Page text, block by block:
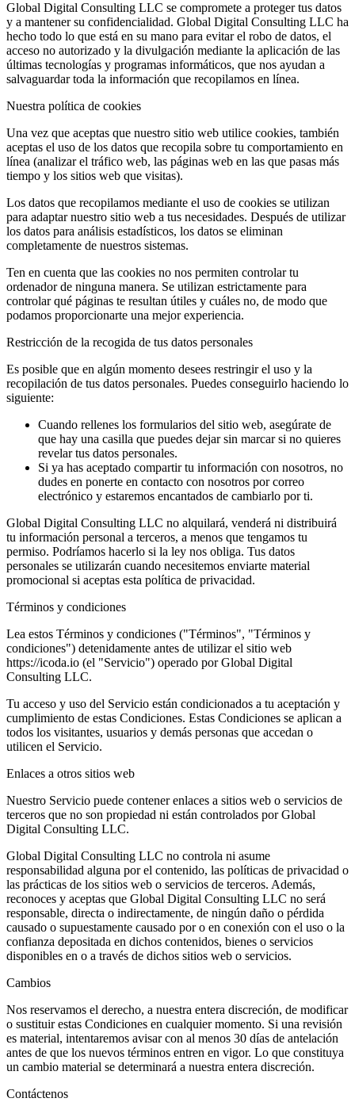
Global Digital Consulting LLC se compromete a proteger tus datos
y a mantener su confidencialidad. Global Digital Consulting LLC ha
hecho todo lo que está en su mano para evitar el robo de datos, el
acceso no autorizado y la divulgación mediante la aplicación de las
últimas tecnologías y programas informáticos, que nos ayudan a
salvaguardar toda la información que recopilamos en línea.
Nuestra política de cookies
Una vez que aceptas que nuestro sitio web utilice cookies, también
aceptas el uso de los datos que recopila sobre tu comportamiento en
línea (analizar el tráfico web, las páginas web en las que pasas más
tiempo y los sitios web que visitas).
Los datos que recopilamos mediante el uso de cookies se utilizan
para adaptar nuestro sitio web a tus necesidades. Después de utilizar
los datos para análisis estadísticos, los datos se eliminan
completamente de nuestros sistemas.
Ten en cuenta que las cookies no nos permiten controlar tu
ordenador de ninguna manera. Se utilizan estrictamente para
controlar qué páginas te resultan útiles y cuáles no, de modo que
podamos proporcionarte una mejor experiencia.
Restricción de la recogida de tus datos personales
Es posible que en algún momento desees restringir el uso y la
recopilación de tus datos personales. Puedes conseguirlo haciendo lo
siguiente:
Cuando rellenes los formularios del sitio web, asegúrate de
que hay una casilla que puedes dejar sin marcar si no quieres
revelar tus datos personales.
Si ya has aceptado compartir tu información con nosotros, no
dudes en ponerte en contacto con nosotros por correo
electrónico y estaremos encantados de cambiarlo por ti.
Global Digital Consulting LLC no alquilará, venderá ni distribuirá
tu información personal a terceros, a menos que tengamos tu
permiso. Podríamos hacerlo si la ley nos obliga. Tus datos
personales se utilizarán cuando necesitemos enviarte material
promocional si aceptas esta política de privacidad.
Términos y condiciones
Lea estos Términos y condiciones ("Términos", "Términos y
condiciones") detenidamente antes de utilizar el sitio web
https://icoda.io (el "Servicio") operado por Global Digital
Consulting LLC.
Tu acceso y uso del Servicio están condicionados a tu aceptación y
cumplimiento de estas Condiciones. Estas Condiciones se aplican a
todos los visitantes, usuarios y demás personas que accedan o
utilicen el Servicio.
Enlaces a otros sitios web
Nuestro Servicio puede contener enlaces a sitios web o servicios de
terceros que no son propiedad ni están controlados por Global
Digital Consulting LLC.
Global Digital Consulting LLC no controla ni asume
responsabilidad alguna por el contenido, las políticas de privacidad o
las prácticas de los sitios web o servicios de terceros. Además,
reconoces y aceptas que Global Digital Consulting LLC no será
responsable, directa o indirectamente, de ningún daño o pérdida
causado o supuestamente causado por o en conexión con el uso o la
confianza depositada en dichos contenidos, bienes o servicios
disponibles en o a través de dichos sitios web o servicios.
Cambios
Nos reservamos el derecho, a nuestra entera discreción, de modificar
o sustituir estas Condiciones en cualquier momento. Si una revisión
es material, intentaremos avisar con al menos 30 días de antelación
antes de que los nuevos términos entren en vigor. Lo que constituya
un cambio material se determinará a nuestra entera discreción.
Contáctenos